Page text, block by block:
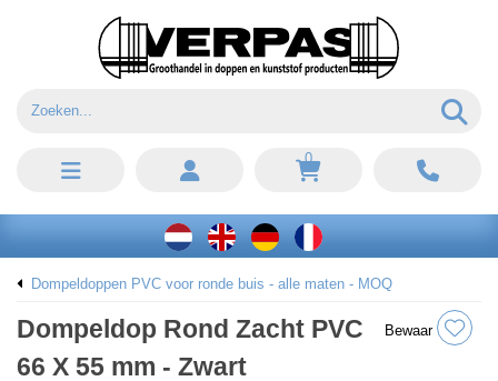
0
Dompeldoppen PVC voor ronde buis - alle maten - MOQ
Dompeldop Rond Zacht PVC
66 X 55 mm - Zwart
Bewaar